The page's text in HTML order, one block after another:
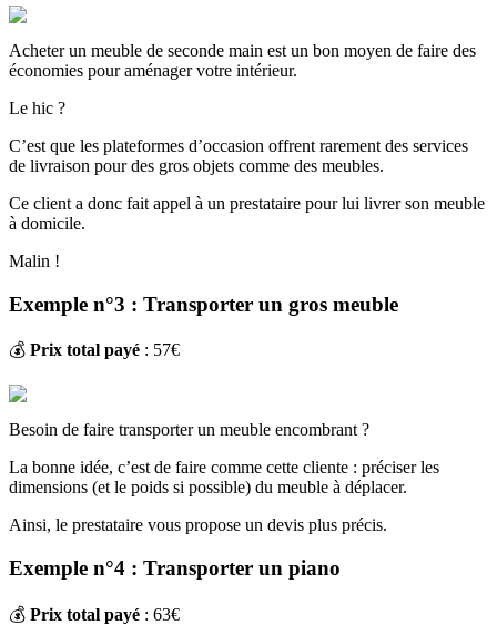
Acheter un meuble de seconde main est un bon moyen de faire des
économies pour aménager votre intérieur.
Le hic ?
C’est que les plateformes d’occasion offrent rarement des services
de livraison pour des gros objets comme des meubles.
Ce client a donc fait appel à un prestataire pour lui livrer son meuble
à domicile.
Malin !
Exemple n°3 : Transporter un gros meuble
💰 Prix total payé : 57€
Besoin de faire transporter un meuble encombrant ?
La bonne idée, c’est de faire comme cette cliente : préciser les
dimensions (et le poids si possible) du meuble à déplacer.
Ainsi, le prestataire vous propose un devis plus précis.
Exemple n°4 : Transporter un piano
💰 Prix total payé : 63€